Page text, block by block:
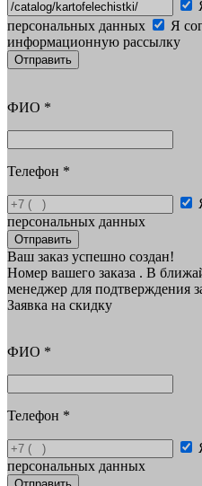
персональных данных
Я
информационную рассылку
Отправить
ФИО *
Телефон *
персональных данных
Отправить
Ваш заказ успешно создан!
Номер вашего заказа . В
менеджер для подтверждения
Заявка на скидку
ФИО *
Телефон *
персональных данных